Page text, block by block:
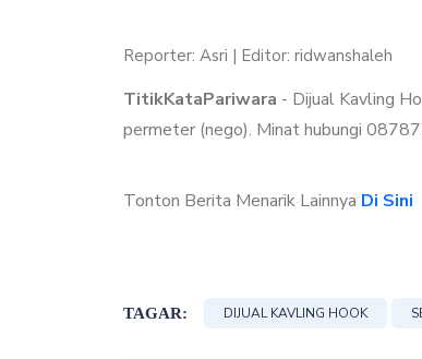
Reporter: Asri | Editor: ridwanshaleh
TitikKataPariwara - Dijual Kavling
permeter (nego). Minat hubungi
Tonton Berita Menarik Lainnya Di Sini
TAGAR: DIJUAL KAVLING HOOK